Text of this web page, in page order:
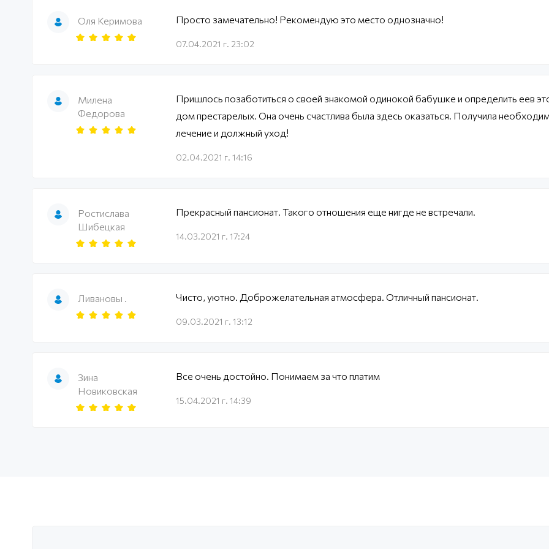
Оля Керимова Просто замечательно! Рекомендую это место однозначно!
07.04.2021 г. 23:02
Милена
Федорова
Пришлось позаботиться о своей знакомой одинокой бабушке и определить еев
дом престарелых. Она очень счастлива была здесь оказаться. Получила
лечение и должный уход!
02.04.2021 г. 14:16
Ростислава
Шибецкая
Прекрасный пансионат. Такого отношения еще нигде не встречали.
14.03.2021 г. 17:24
Ливановы . Чисто, уютно. Доброжелательная атмосфера. Отличный пансионат.
09.03.2021 г. 13:12
Зина
Новиковская
Все очень достойно. Понимаем за что платим
15.04.2021 г. 14:39